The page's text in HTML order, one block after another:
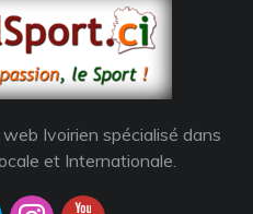
Ivoirien spécialisé dans
et Internationale.